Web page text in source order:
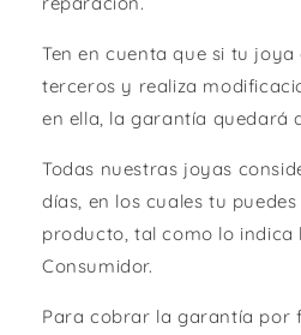
Ten en cuenta que si tu
terceros y realiza
en ella, la garantía quedará
Todas nuestras joyas
días, en los cuales tu
producto, tal como lo indica
Consumidor.
Para cobrar la garantía por